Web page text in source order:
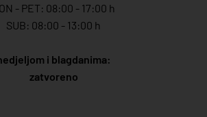
- PET: 08:00 - 17:00 h
SUB: 08:00 - 13:00 h
i blagdanima:
zatvoreno